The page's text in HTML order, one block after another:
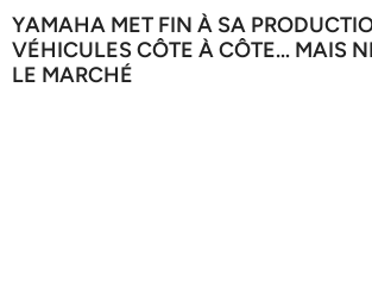
YAMAHA MET FIN À SA
VÉHICULES CÔTE À CÔTE… MAIS
LE MARCHÉ